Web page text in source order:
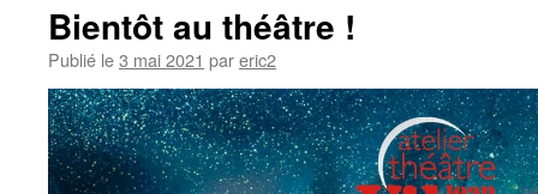
Bientôt au théâtre !
Publié le3 mai 2021 pareric2